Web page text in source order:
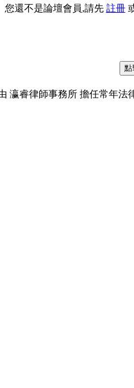
您還不是論壇會員,請先 註冊
瀛睿律師事務所 擔任常年法